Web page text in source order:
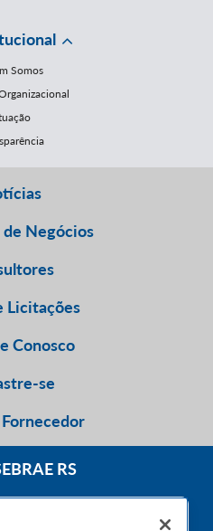
Somos
Negócios
Licitações
Conosco
se
RS